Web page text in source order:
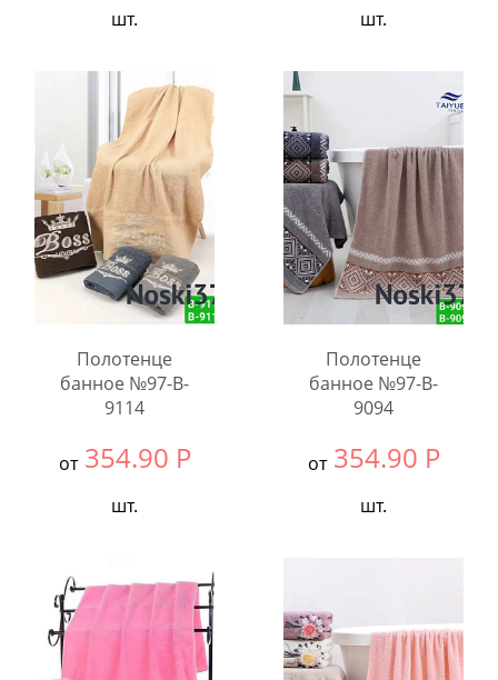
шт.
В упаковке:
шт.
Количество:
шт.
В упаковке:
6
шт.
Количество:
Полотенце
банное №97-B-
9114
от 354.90 Р
шт.
В упаковке:
6
шт.
Количество:
Полотенце
банное №97-B-
9094
от 354.90 Р
шт.
Количество: